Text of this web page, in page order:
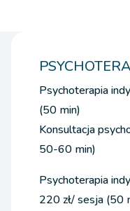
Psychoterapia
(50 min)
Konsultacja
50-60 min)
Psychoterapia
220 zł/ sesja (50